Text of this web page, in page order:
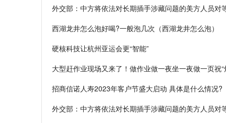
外交部：中方将依法对长期插手涉藏问题的美方人员对
西湖龙井怎么泡好喝?一般泡几次（西湖龙井怎么泡）
硬核科技让杭州亚运会更“智能”
大型赶作业现场又来了！做作业做一夜坐一夜做一页祝
招商信诺人寿2023年客户节盛大启动 具体是什么情况?
外交部：中方将依法对长期插手涉藏问题的美方人员对